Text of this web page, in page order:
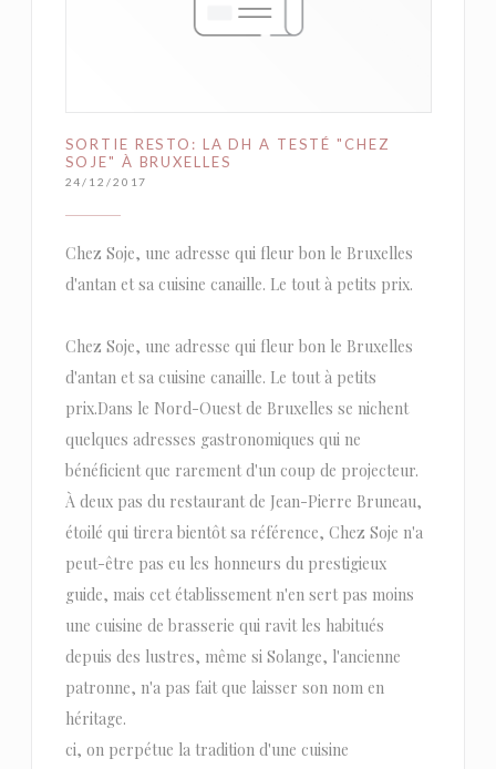
SORTIE RESTO: LA DH A TESTÉ "CHEZ
SOJE" À BRUXELLES
24/12/2017
Chez Soje, une adresse qui fleur bon le Bruxelles
d'antan et sa cuisine canaille. Le tout à petits prix.
Chez Soje, une adresse qui fleur bon le Bruxelles
d'antan et sa cuisine canaille. Le tout à petits
prix.Dans le Nord-Ouest de Bruxelles se nichent
quelques adresses gastronomiques qui ne
bénéficient que rarement d'un coup de projecteur.
À deux pas du restaurant de Jean-Pierre Bruneau,
étoilé qui tirera bientôt sa référence, Chez Soje n'a
peut-être pas eu les honneurs du prestigieux
guide, mais cet établissement n'en sert pas moins
une cuisine de brasserie qui ravit les habitués
depuis des lustres, même si Solange, l'ancienne
patronne, n'a pas fait que laisser son nom en
héritage.
ci, on perpétue la tradition d'une cuisine